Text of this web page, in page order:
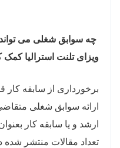
چه سوابق شغلی می
ویزای تلنت استرالیا کمک
برخورداری از سابقه کار
ارائه سوابق شغلی
ارشد و یا سابقه کار
تعداد مقالات منتشر شده